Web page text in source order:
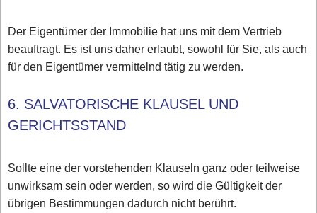
Der Eigentümer der Immobilie hat uns mit dem Vertrieb
beauftragt. Es ist uns daher erlaubt, sowohl für Sie, als auch
für den Eigentümer vermittelnd tätig zu werden.
6. SALVATORISCHE KLAUSEL UND
GERICHTSSTAND
Sollte eine der vorstehenden Klauseln ganz oder teilweise
unwirksam sein oder werden, so wird die Gültigkeit der
übrigen Bestimmungen dadurch nicht berührt.